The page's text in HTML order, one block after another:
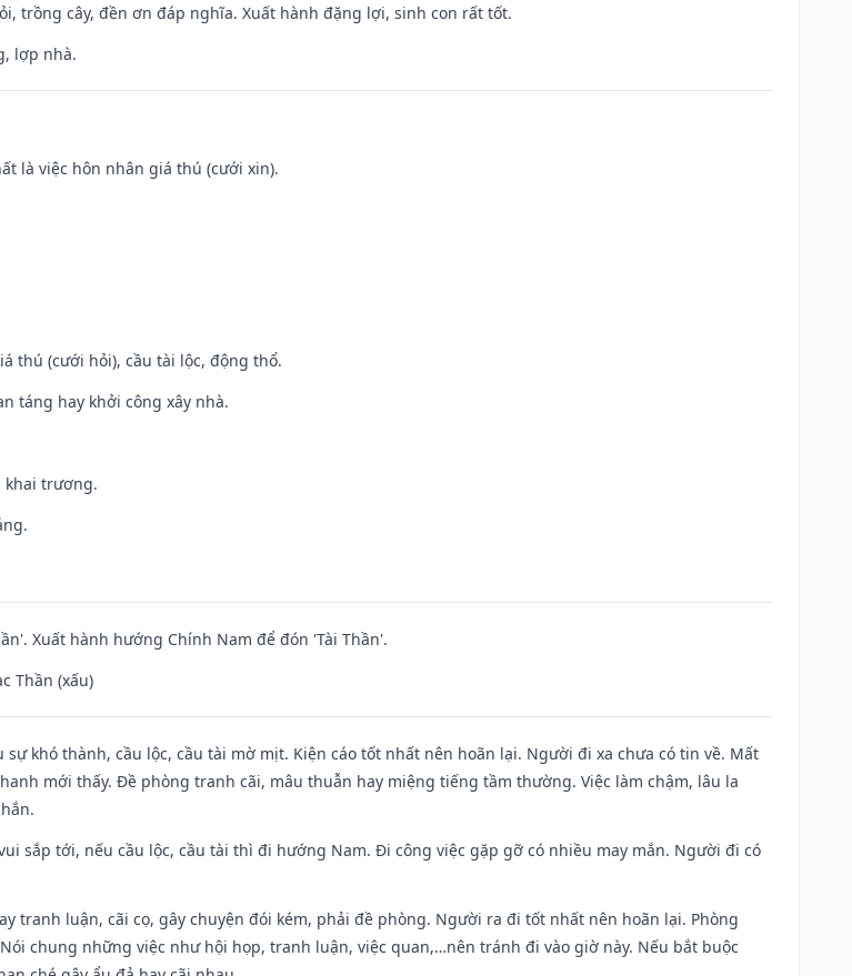
trồng cây, đền ơn đáp nghĩa. Xuất hành đặng lợi, sinh con rất tốt.
lợp nhà.
là việc hôn nhân giá thú (cưới xin).
thú (cưới hỏi), cầu tài lộc, động thổ.
táng hay khởi công xây nhà.
khai trương.
Xuất hành hướng Chính Nam để đón 'Tài Thần'.
Thần (xấu)
sự khó thành, cầu lộc, cầu tài mờ mịt. Kiện cáo tốt nhất nên hoãn lại. Người đi xa chưa có tin về. Mất
mới thấy. Đề phòng tranh cãi, mâu thuẫn hay miệng tiếng tầm thường. Việc làm chậm, lâu la
sắp tới, nếu cầu lộc, cầu tài thì đi hướng Nam. Đi công việc gặp gỡ có nhiều may mắn. Người đi có
tranh luận, cãi cọ, gây chuyện đói kém, phải đề phòng. Người ra đi tốt nhất nên hoãn lại. Phòng
chung những việc như hội họp, tranh luận, việc quan,…nên tránh đi vào giờ này. Nếu bắt buộc